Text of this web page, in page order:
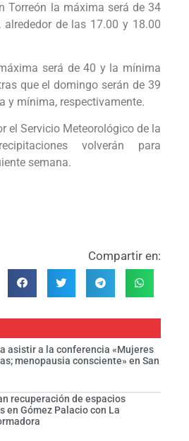
Torreón la máxima será de 34
alrededor de las 17.00 y 18.00
será de 40 y la mínima
que el domingo serán de 39
y mínima, respectivamente.
el Servicio Meteorológico de la
volverán para
semana.
Compartir en:
asistir a la conferencia «Mujeres
menopausia consciente» en San
recuperación de espacios
en Gómez Palacio con La